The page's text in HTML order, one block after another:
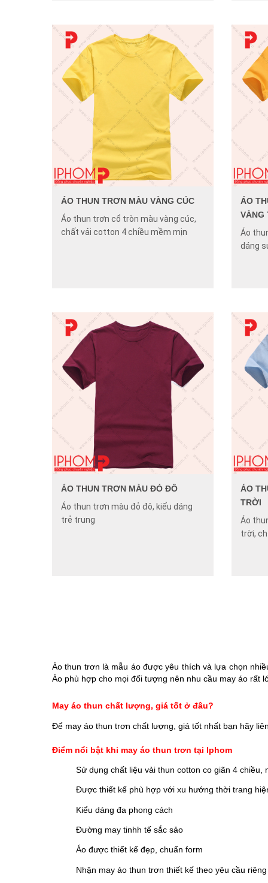
ÁO THUN TRƠN MÀU VÀNG CÚC
Áo thun trơn cổ tròn màu vàng cúc,
chất vải cotton 4 chiều mềm mịn
ÁO
VÀNG
Áo
dáng
ÁO THUN TRƠN MÀU ĐỎ ĐÔ
Áo thun trơn màu đỏ đô, kiểu dáng
trẻ trung
ÁO
TRỜI
Áo
trời,
Áo thun trơn là mẫu áo được yêu thích và lựa chọn
Áo phù hợp cho mọi đối tượng nên nhu cầu may áo rất
May áo thun chất lượng, giá tốt ở đâu?
Để may áo thun trơn chất lượng, giá tốt nhất bạn hãy
Điểm nổi bật khi may áo thun trơn tại Iphom
Sử dụng chất liệu vải thun cotton co giãn 4 chiều,
Được thiết kế phù hợp với xu hướng thời trang
Kiểu dáng đa phong cách
Đường may tinhh tế sắc sảo
Áo được thiết kế đẹp, chuẩn form
Nhận may áo thun trơn thiết kế theo yêu cầu riêng